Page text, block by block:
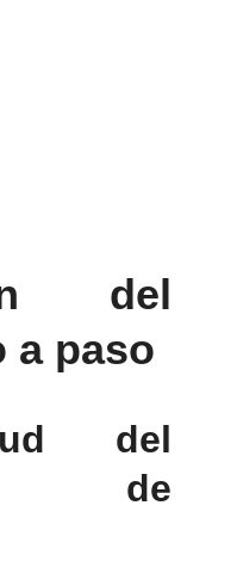
del
a paso
del
de